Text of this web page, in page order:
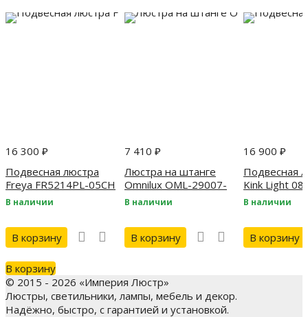
16 300 ₽
Подвесная люстра
Freya FR5214PL-05CH
В наличии
В корзину
7 410 ₽
Люстра на штанге
Omnilux OML-29007-
05
В наличии
В корзину
16 900 ₽
Подвесная
Kink Light
2AS,19
В наличии
В корзину
В корзину
© 2015 - 2026 «Империя Люстр»
Люстры, светильники, лампы, мебель и декор.
Надёжно, быстро, с гарантией и установкой.